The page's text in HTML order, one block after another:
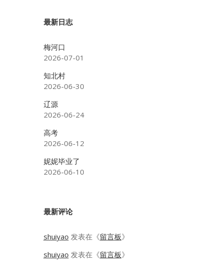
最新日志
梅河口
2026-07-01
知北村
2026-06-30
辽源
2026-06-24
高考
2026-06-12
妮妮毕业了
2026-06-10
最新评论
shuiyao 发表在《留言板》
shuiyao 发表在《留言板》